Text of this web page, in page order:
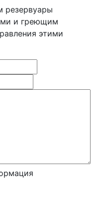
резервуары
и греющим
этими